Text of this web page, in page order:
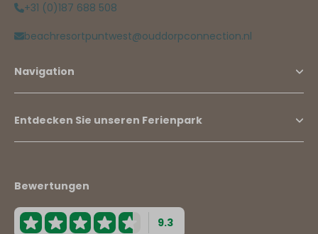
+31 (0)187 688 508
beachresortpuntwest@ouddorpconnection.nl
Navigation
Entdecken Sie unseren Ferienpark
Bewertungen
9.3